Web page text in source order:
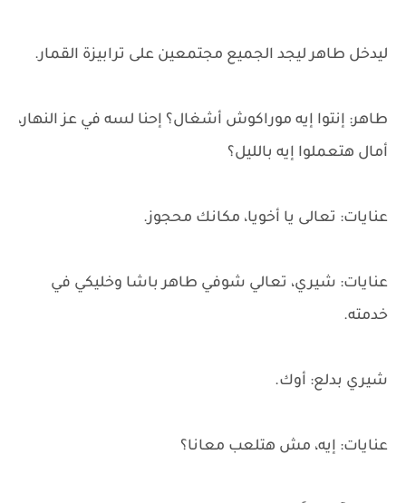
ليدخل طاهر ليجد الجميع مجتمعين على ترابيزة القمار.
طاهر: إنتوا إيه موراكوش أشغال؟ إحنا لسه في عز النهار،
أمال هتعملوا إيه بالليل؟
عنايات: تعالى يا أخويا، مكانك محجوز.
عنايات: شيري، تعالي شوفي طاهر باشا وخليكي في
خدمته.
شيري بدلع: أوك.
عنايات: إيه، مش هتلعب معانا؟